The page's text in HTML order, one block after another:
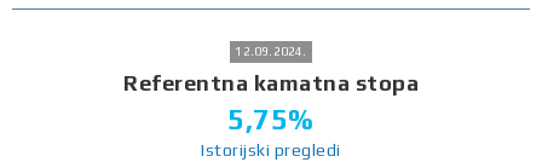
12.09.2024.
Referentna kamatna stopa
5,75%
Istorijski pregledi